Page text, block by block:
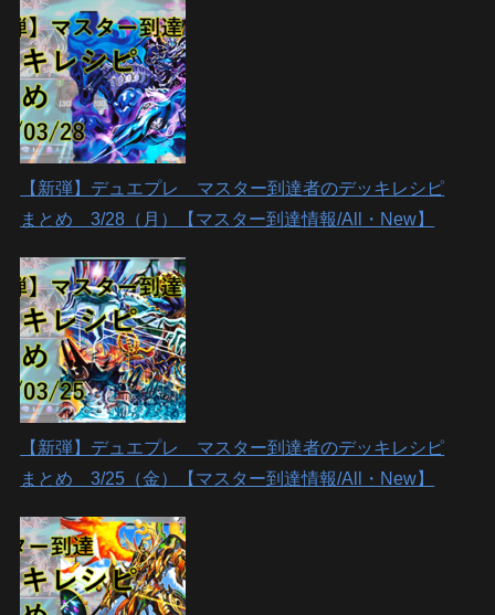
【新弾】デュエプレ マスター到達者のデッキレシピ
まとめ 3/28（月）【マスター到達情報/All・New】
【新弾】デュエプレ マスター到達者のデッキレシピ
まとめ 3/25（金）【マスター到達情報/All・New】